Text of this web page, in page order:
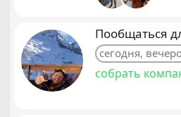
Пообщаться
сегодня,
собрать